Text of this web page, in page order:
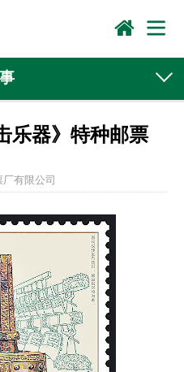
乐器》特种邮票
有限公司